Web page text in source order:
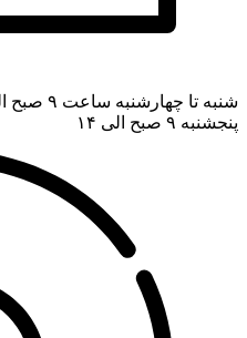
شنبه تا چهارشنبه ساعت ۹ صبح الی ۱۸
پنجشنبه ۹ صبح الی ۱۴